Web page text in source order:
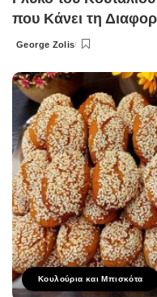
που Κάνει τη
Posted
George Zolis
Κουλούρια και Μπισκότα